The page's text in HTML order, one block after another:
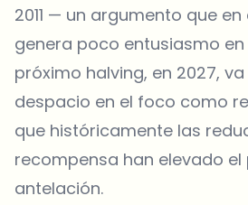
2011 — un argumento que
genera poco entusiasmo en
próximo halving, en 2027,
despacio en el foco como
que históricamente las
recompensa han elevado el
antelación.